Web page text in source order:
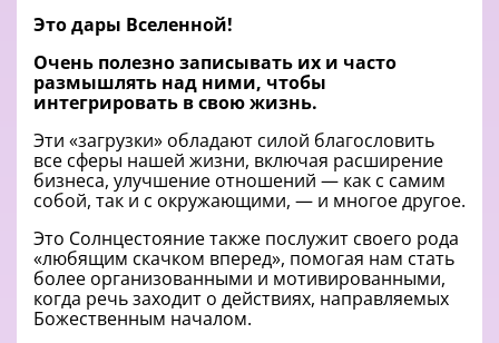
Это дары Вселенной!
Очень полезно записывать их и часто
размышлять над ними, чтобы
интегрировать в свою жизнь.
Эти «загрузки» обладают силой благословить
все сферы нашей жизни, включая расширение
бизнеса, улучшение отношений — как с самим
собой, так и с окружающими, — и многое другое.
Это Солнцестояние также послужит своего рода
«любящим скачком вперед», помогая нам стать
более организованными и мотивированными,
когда речь заходит о действиях, направляемых
Божественным началом.